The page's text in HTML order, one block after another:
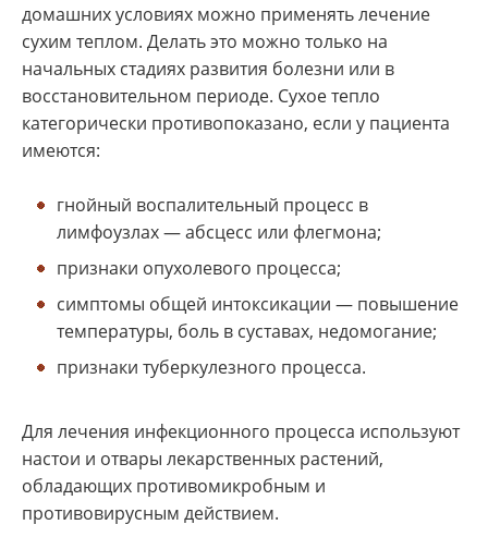
домашних условиях можно применять лечение
сухим теплом. Делать это можно только на
начальных стадиях развития болезни или в
восстановительном периоде. Сухое тепло
категорически противопоказано, если у пациента
имеются:
гнойный воспалительный процесс в
лимфоузлах — абсцесс или флегмона;
признаки опухолевого процесса;
симптомы общей интоксикации — повышение
температуры, боль в суставах, недомогание;
признаки туберкулезного процесса.
Для лечения инфекционного процесса используют
настои и отвары лекарственных растений,
обладающих противомикробным и
противовирусным действием.